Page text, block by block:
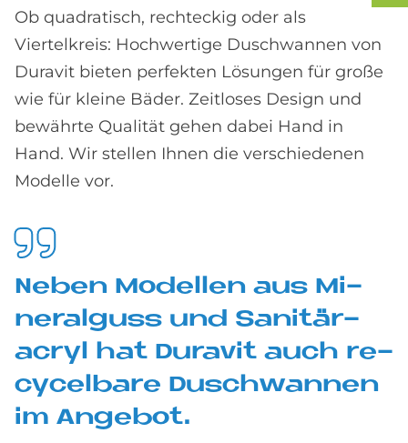
Ob quadratisch, rechteckig oder als
Viertelkreis: Hochwertige Duschwannen von
Duravit bieten perfekten Lösungen für große
wie für kleine Bäder. Zeitloses Design und
bewährte Qualität gehen dabei Hand in
Hand. Wir stellen Ihnen die verschiedenen
Modelle vor.
Ne­ben Mo­del­len aus Mi­
ne­ral­guss und Sa­ni­tär­
acryl hat Du­ra­vit auch re­
cy­cel­ba­re Dusch­wan­nen
im An­ge­bot.